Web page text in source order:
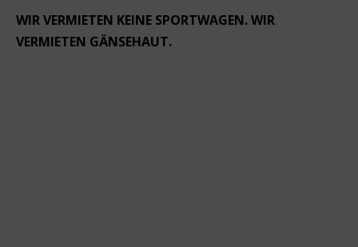
WIR VERMIETEN KEINE SPORTWAGEN. WIR
VERMIETEN GÄNSEHAUT.